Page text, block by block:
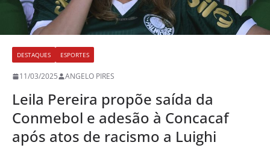
DESTAQUES ESPORTES
11/03/2025 ANGELO PIRES
Leila Pereira propõe saída da
Conmebol e adesão à Concacaf
após atos de racismo a Luighi